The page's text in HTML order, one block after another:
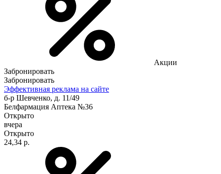
Акции
Забронировать
Забронировать
Эффективная реклама на сайте
б-р Шевченко, д. 11/49
Белфармация Аптека №36
Открыто
вчера
Открыто
24,34 р.